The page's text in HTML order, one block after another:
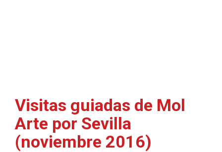
Visitas guiadas de Mol
Arte por Sevilla
(noviembre 2016)